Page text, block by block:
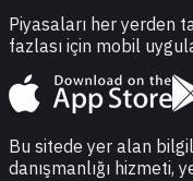
Piyasaları her yerden
fazlası için mobil
Bu sitede yer alan
danışmanlığı hizmeti,